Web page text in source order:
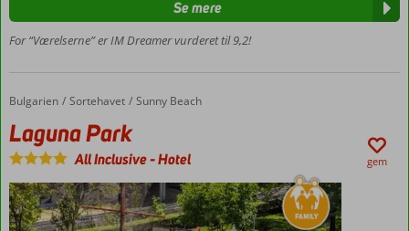
Mulighed
for
Værelser
med
4
For “Værelserne” er IM Dreamer vurderet til 9,2!
Se mere
Forside
Bulgarien Sortehavet Sunny Beach
Laguna Park
Laguna Park
All Inclusive-Hotel gem